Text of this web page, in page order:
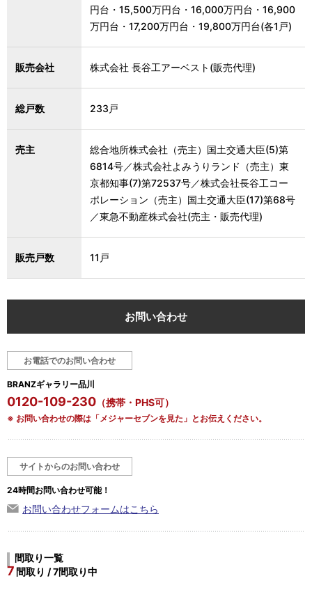
円台・15,500万円台・16,000万円台・16,900
万円台・17,200万円台・19,800万円台(各1戸)
販売会社 株式会社 長谷工アーベスト(販売代理)
総戸数 233戸
売主
総合地所株式会社（売主）国土交通大臣(5)第
6814号／株式会社よみうりランド（売主）東
京都知事(7)第72537号／株式会社長谷工コー
ポレーション（売主）国土交通大臣(17)第68号
／東急不動産株式会社(売主・販売代理)
販売戸数 11戸
お問い合わせ
お電話でのお問い合わせ
BRANZギャラリー品川
0120-109-230 （携帯・PHS可）
※ お問い合わせの際は「メジャーセブンを見た」とお伝えください。
サイトからのお問い合わせ
24時間お問い合わせ可能！
お問い合わせフォームはこちら
間取り一覧
7 間取り / 7間取り中